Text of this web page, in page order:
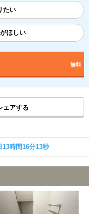
たい
ほしい
無料
ェアする
13時間16分12秒